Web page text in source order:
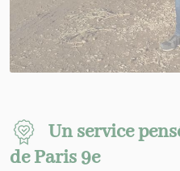
Un service
de Paris 9e